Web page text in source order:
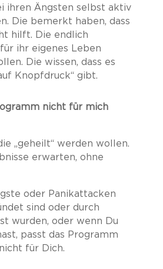
ihren Ängsten selbst aktiv
Die bemerkt haben, dass
hilft. Die endlich
ihr eigenes Leben
Die wissen, dass es
Knopfdruck“ gibt.
nicht für mich
„geheilt“ werden wollen.
erwarten, ohne
oder Panikattacken
sind oder durch
wurden, oder wenn Du
passt das Programm
für Dich.